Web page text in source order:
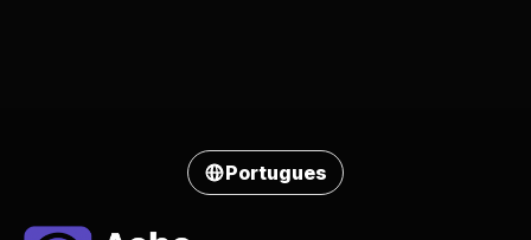
Portugues